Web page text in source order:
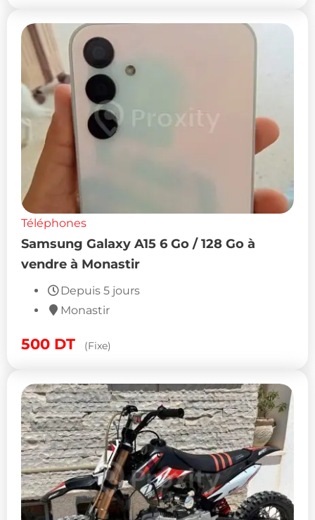
Téléphones
Samsung Galaxy A15 6 Go / 128 Go à
vendre à Monastir
Depuis 5 jours
Monastir
500 DT (Fixe)